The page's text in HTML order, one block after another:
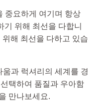
중요하게 여기며 항상
위해 최선을 다합니
해 최선을 다하고 있습
움과 럭셔리의 세계를 경
택하여 품질과 우아함
만나보세요.